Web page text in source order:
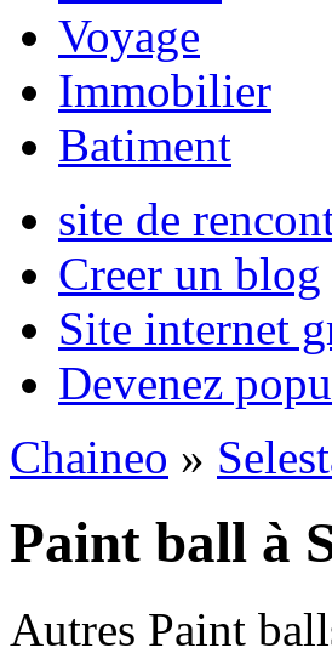
Voyage
Immobilier
Batiment
site de
Creer un blog
Site internet
Devenez
Chaineo »
Paint ball à
Autres Paint